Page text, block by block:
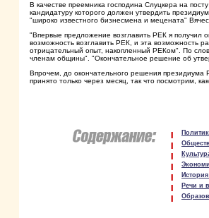
В качестве преемника господина Слуцкера на
кандидатуру которого должен утвердить
"широко известного бизнесмена и мецената"
"Впервые предложение возглавить РЕК я получил
возможность возглавить РЕК, и эта возможность
отрицательный опыт, накопленный РЕКом". По
членам общины". "Окончательное решение об
Впрочем, до окончательного решения
принято только через месяц, так что посмотрим,
Речи и